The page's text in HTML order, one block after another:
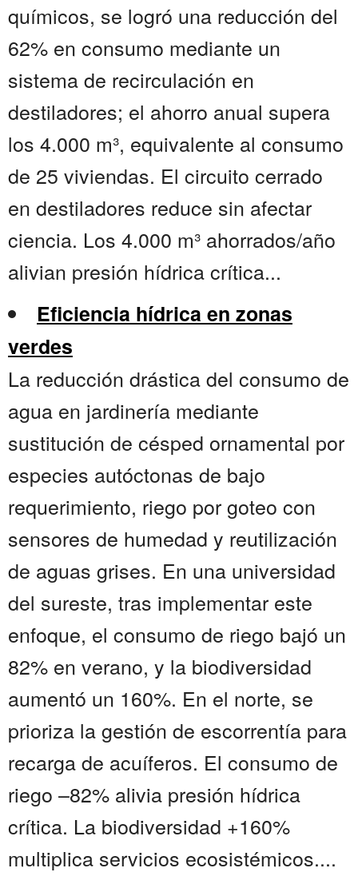
químicos, se logró una reducción del
62% en consumo mediante un
sistema de recirculación en
destiladores; el ahorro anual supera
los 4.000 m³, equivalente al consumo
de 25 viviendas. El circuito cerrado
en destiladores reduce sin afectar
ciencia. Los 4.000 m³ ahorrados/año
alivian presión hídrica crítica...
Eficiencia hídrica en zonas
verdes
La reducción drástica del consumo de
agua en jardinería mediante
sustitución de césped ornamental por
especies autóctonas de bajo
requerimiento, riego por goteo con
sensores de humedad y reutilización
de aguas grises. En una universidad
del sureste, tras implementar este
enfoque, el consumo de riego bajó un
82% en verano, y la biodiversidad
aumentó un 160%. En el norte, se
prioriza la gestión de escorrentía para
recarga de acuíferos. El consumo de
riego –82% alivia presión hídrica
crítica. La biodiversidad +160%
multiplica servicios ecosistémicos....